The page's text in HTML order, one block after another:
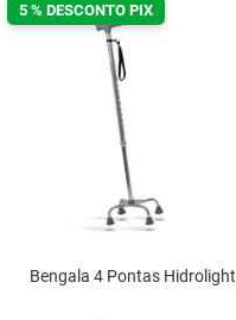
5 % DESCONTO PIX
Bengala 4 Pontas Hidrolight